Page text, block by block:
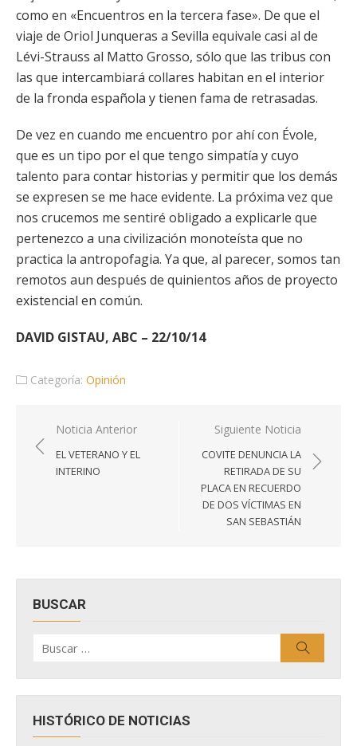
como en «Encuentros en la tercera fase». De que el
viaje de Oriol Junqueras a Sevilla equivale casi al de
Lévi-Strauss al Matto Grosso, sólo que las tribus con
las que intercambiará collares habitan en el interior
de la fronda española y tienen fama de retrasadas.
De vez en cuando me encuentro por ahí con Évole,
que es un tipo por el que tengo simpatía y cuyo
talento para contar historias y permitir que los demás
se expresen se me hace evidente. La próxima vez que
nos crucemos me sentiré obligado a explicarle que
pertenezco a una civilización monoteísta que no
practica la antropofagia. Ya que, al parecer, somos tan
remotos aun después de quinientos años de proyecto
existencial en común.
DAVID GISTAU, ABC – 22/10/14
Categoría: Opinión
Navegación
de
entradas
Noticia Anterior
EL VETERANO Y EL
INTERINO
Siguiente Noticia
COVITE DENUNCIA LA
RETIRADA DE SU
PLACA EN RECUERDO
DE DOS VÍCTIMAS EN
SAN SEBASTIÁN
BUSCAR
por:
HISTÓRICO DE NOTICIAS